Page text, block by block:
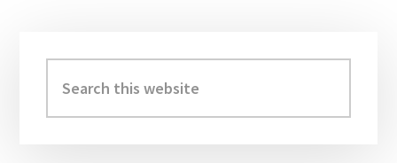
Sidebar
this
website